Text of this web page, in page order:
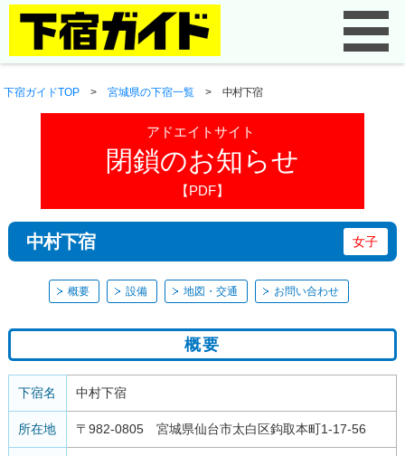
下宿ガイドTOP >宮城県の下宿一覧 >中村下宿
アドエイトサイト
閉鎖のお知らせ
【PDF】
中村下宿 女子
概要 設備 地図・交通 お問い合わせ
概要
下宿名 中村下宿
所在地 〒982-0805 宮城県仙台市太白区鈎取本町1-17-56